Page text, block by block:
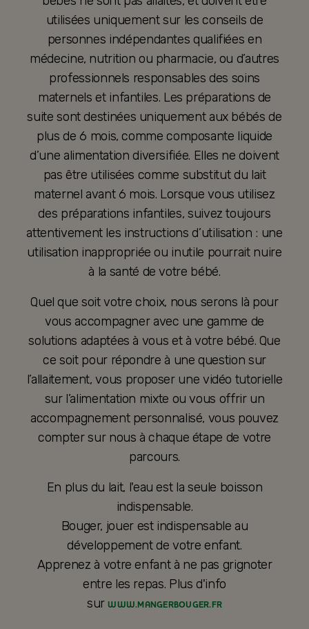
utilisées uniquement sur les conseils de
personnes indépendantes qualifiées en
médecine, nutrition ou pharmacie, ou d’autres
professionnels responsables des soins
maternels et infantiles. Les préparations de
suite sont destinées uniquement aux bébés de
plus de 6 mois, comme composante liquide
d’une alimentation diversifiée. Elles ne doivent
pas être utilisées comme substitut du lait
maternel avant 6 mois. Lorsque vous utilisez
des préparations infantiles, suivez toujours
attentivement les instructions d’utilisation : une
utilisation inappropriée ou inutile pourrait nuire
à la santé de votre bébé.
Quel que soit votre choix, nous serons là pour
vous accompagner avec une gamme de
solutions adaptées à vous et à votre bébé. Que
ce soit pour répondre à une question sur
l’allaitement, vous proposer une vidéo tutorielle
sur l’alimentation mixte ou vous offrir un
accompagnement personnalisé, vous pouvez
compter sur nous à chaque étape de votre
parcours.
En plus du lait, l'eau est la seule boisson
indispensable.
Bouger, jouer est indispensable au
développement de votre enfant.
Apprenez à votre enfant à ne pas grignoter
entre les repas. Plus d'info
surWWW.MANGERBOUGER.FR